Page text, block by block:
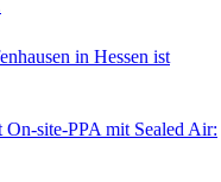
in Hessen ist
site-PPA mit Sealed Air: